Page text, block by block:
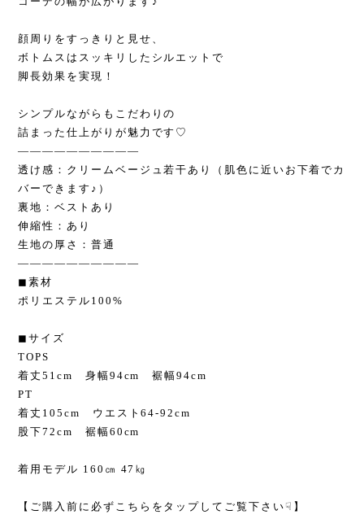
顔周りをすっきりと見せ、
ボトムスはスッキリしたシルエットで
脚長効果を実現！
シンプルながらもこだわりの
詰まった仕上がりが魅力です♡
——————————
透け感：クリームベージュ若干あり（肌色に近いお下着でカ
バーできます♪）
裏地：ベストあり
伸縮性：あり
生地の厚さ：普通
——————————
◼︎素材
ポリエステル100%
◼︎サイズ
TOPS
着丈51cm 身幅94cm 裾幅94cm
PT
着丈105cm ウエスト64-92cm
股下72cm 裾幅60cm
着用モデル 160㎝ 47㎏
【ご購入前に必ずこちらをタップしてご覧下さい☟】